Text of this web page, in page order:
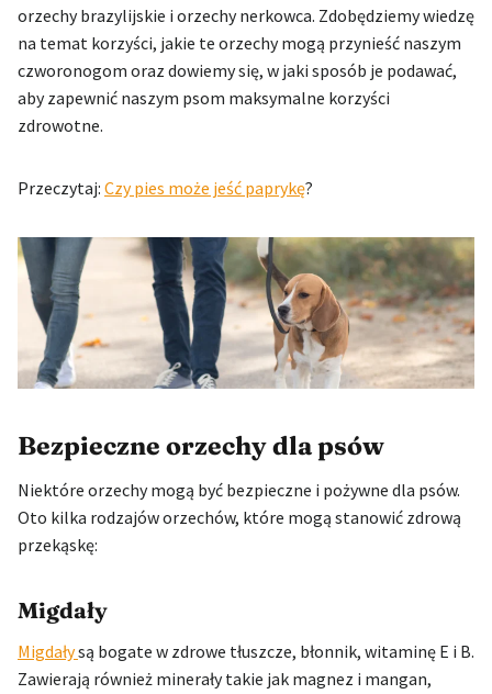
orzechy brazylijskie i orzechy nerkowca. Zdobędziemy wiedzę
na temat korzyści, jakie te orzechy mogą przynieść naszym
czworonogom oraz dowiemy się, w jaki sposób je podawać,
aby zapewnić naszym psom maksymalne korzyści
zdrowotne.
Przeczytaj: Czy pies może jeść paprykę?
Bezpieczne orzechy dla psów
Niektóre orzechy mogą być bezpieczne i pożywne dla psów.
Oto kilka rodzajów orzechów, które mogą stanowić zdrową
przekąskę:
Migdały
Migdałysą bogate w zdrowe tłuszcze, błonnik, witaminę E i B.
Zawierają również minerały takie jak magnez i mangan,